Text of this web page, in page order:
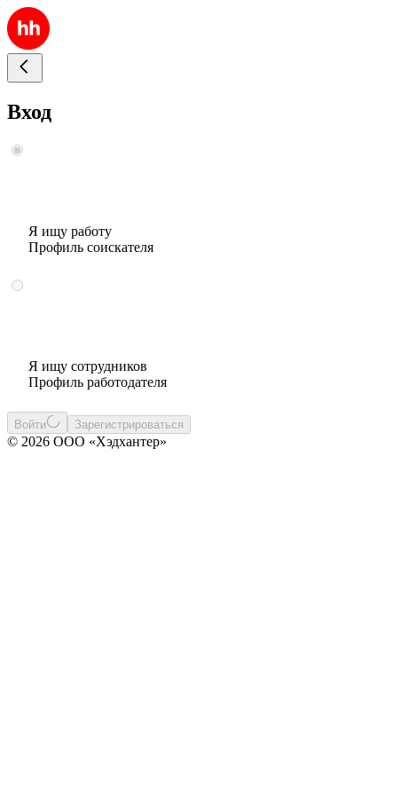
Вход
Я ищу работу
Профиль соискателя
Я ищу сотрудников
Профиль работодателя
Войти Зарегистрироваться
© 2026 ООО «Хэдхантер»